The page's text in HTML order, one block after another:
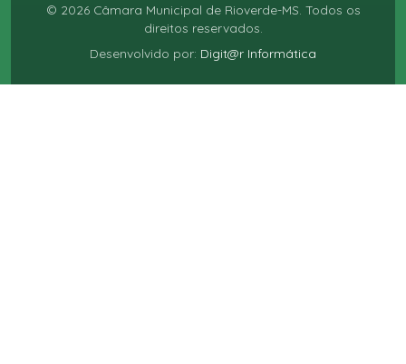
© 2026Câmara Municipal de Rioverde-MS. Todos os
direitos reservados.
Desenvolvido por: Digit@r Informática